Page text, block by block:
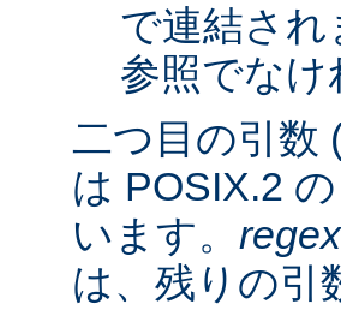
で連結され
参照でな
二つ目の引数
は POSIX.2
います。 regex
は、残りの引